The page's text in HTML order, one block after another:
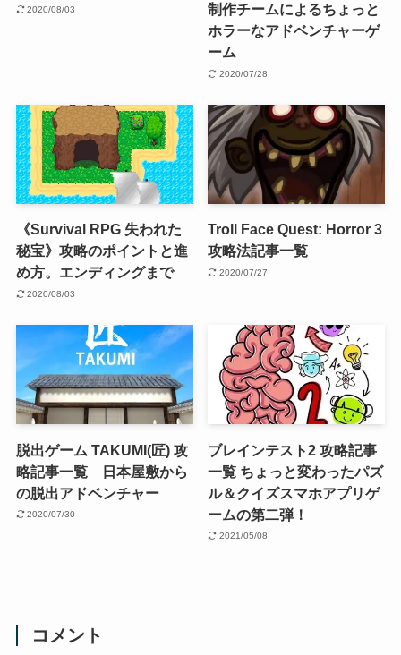
2020/08/03
制作チームによるちょっと
ホラーなアドベンチャーゲ
ーム
2020/07/28
《Survival RPG 失われた
秘宝》攻略のポイントと進
め方。エンディングまで
2020/08/03
Troll Face Quest: Horror 3
攻略法記事一覧
2020/07/27
脱出ゲーム TAKUMI(匠) 攻
略記事一覧 日本屋敷から
の脱出アドベンチャー
2020/07/30
ブレインテスト2 攻略記事
一覧 ちょっと変わったパズ
ル＆クイズスマホアプリゲ
ームの第二弾！
2021/05/08
コメント